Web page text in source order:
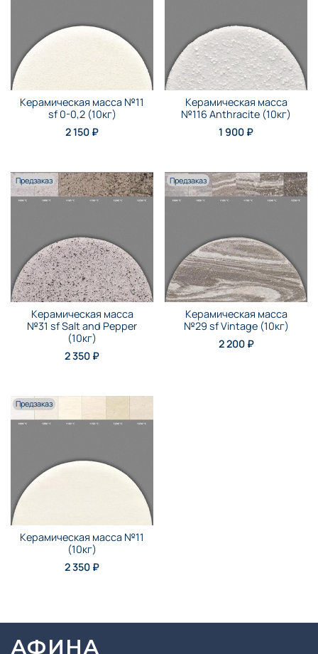
Керамическая масса №11
sf 0-0,2 (10кг)
2 150 ₽
Керамическая масса
№116 Anthraсite (10кг)
1 900 ₽
Предзаказ
Керамическая масса
№31 sf Salt and Pepper
(10кг)
2 350 ₽
Предзаказ
Керамическая масса
№29 sf Vintage (10кг)
2 200 ₽
Предзаказ
Керамическая масса №11
(10кг)
2 350 ₽
АФИНА